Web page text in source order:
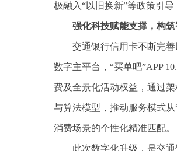
极融入“以旧换新”等政策引
强化科技赋能支撑，构
交通银行信用卡不断完
数字主平台，“买单吧”APP
费及全景化活动权益，通过
与算法模型，推动服务模式
消费场景的个性化精准匹配。
此次数字化升级，是交